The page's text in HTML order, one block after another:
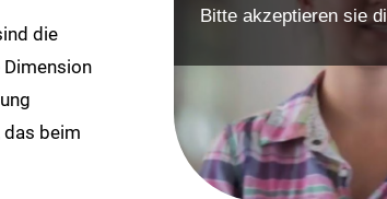
die
das beim
Bitte akzeptieren sie